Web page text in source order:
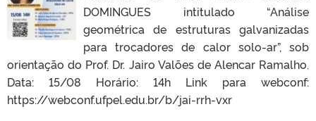
DOMINGUES intitulado “Análise
geométrica de estruturas galvanizadas
para trocadores de calor solo-ar”, sob
orientação do Prof. Dr. Jairo Valões de Alencar Ramalho.
Data: 15/08 Horário: 14h Link para webconf:
https://webconf.ufpel.edu.br/b/jai-rrh-vxr